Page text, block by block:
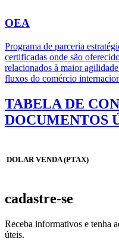
OEA
Programa de parceria
certificadas onde são
relacionados à maior
fluxos do comércio
TABELA DE
DOCUMENTOS
DOLAR VENDA (PTAX)
cadastre-se
Receba informativos e tenha
úteis.